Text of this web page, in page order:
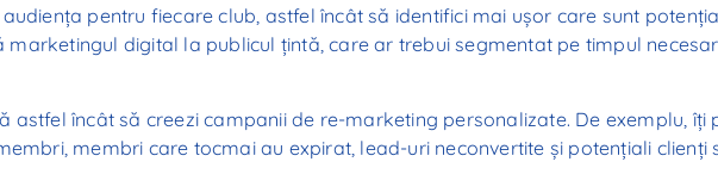
pentru fiecare club, astfel încât să identifici mai ușor care sunt
digital la publicul țintă, care ar trebui segmentat pe timpul necesar
astfel încât să creezi campanii de re-marketing personalizate. De exemplu, îți
membri care tocmai au expirat, lead-uri neconvertite și potențiali clienți